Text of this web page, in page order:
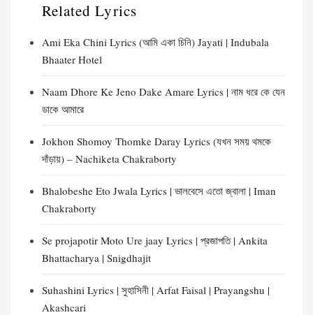
Related Lyrics
Ami Eka Chini Lyrics (আমি একা চিনি) Jayati | Indubala
Bhaater Hotel
Naam Dhore Ke Jeno Dake Amare Lyrics | নাম ধরে কে যেন
ডাকে আমারে
Jokhon Shomoy Thomke Daray Lyrics (যখন সময় থমকে
দাঁড়ায়) – Nachiketa Chakraborty
Bhalobeshe Eto Jwala Lyrics | ভালবেসে এতো জ্বালা | Iman
Chakraborty
Se projapotir Moto Ure jaay Lyrics | প্রজাপতি | Ankita
Bhattacharya | Snigdhajit
Suhashini Lyrics | সুহাসিনী | Arfat Faisal | Prayangshu |
Akashcari